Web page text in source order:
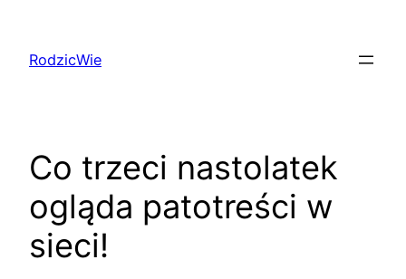
treściRodzicWie
Co trzeci nastolatek
ogląda patotreści w
sieci!